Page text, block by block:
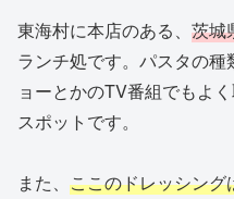
東海村に本店のある、 茨城
ランチ処です。パスタの
ョーとかのTV番組でもよ
スポットです。
また、 ここのドレッシング